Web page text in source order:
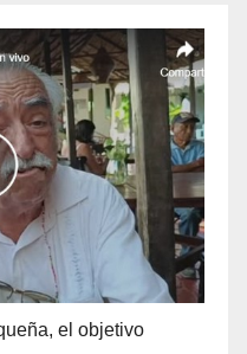
el objetivo